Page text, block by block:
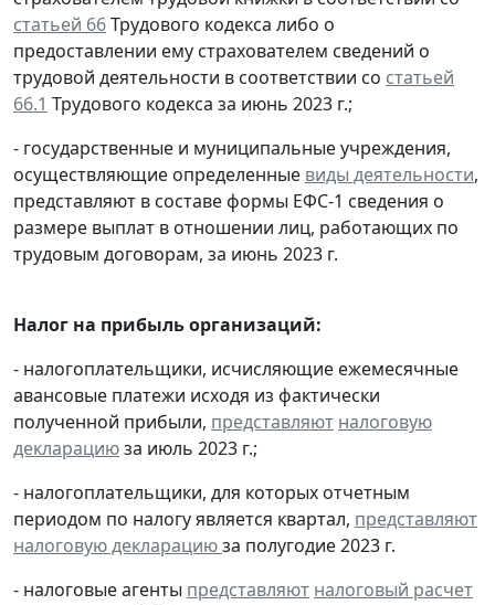
статьей 66Трудового кодекса либо о
предоставлении ему страхователем сведений о
трудовой деятельности в соответствии со статьей
66.1 Трудового кодекса за июнь 2023 г.;
- государственные и муниципальные учреждения,
осуществляющие определенные виды деятельности,
представляют в составе формы ЕФС-1 сведения о
размере выплат в отношении лиц, работающих по
трудовым договорам, за июнь 2023 г.
Налог на прибыль организаций:
- налогоплательщики, исчисляющие ежемесячные
авансовые платежи исходя из фактически
полученной прибыли, представляют налоговую
декларациюза июль 2023 г.;
- налогоплательщики, для которых отчетным
периодом по налогу является квартал, представляют
налоговую декларациюза полугодие 2023 г.
- налоговые агенты представляют налоговый расчет